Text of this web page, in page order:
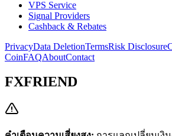
VPS Service
Signal Providers
Cashback & Rebates
PrivacyData DeletionTermsRisk Disclosure
CoinFAQAboutContact
FXFRIEND